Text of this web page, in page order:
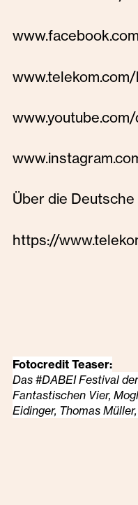
Über die Deutsche
https://
Fotocredit Teaser:
Das #DABEI Festival
Fantastischen Vier,
Eidinger, Thomas